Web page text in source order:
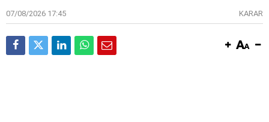
07/08/2026 17:45 KARAR